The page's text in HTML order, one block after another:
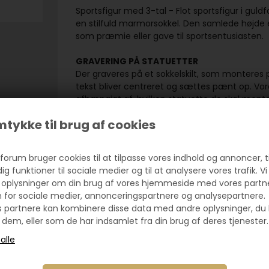
til brug af cookies
bruger cookies til at tilpasse vores indhold og annoncer,
funktioner til sociale medier og til at analysere vores trafik.
om din brug af vores hjemmeside med vores
for sociale medier, annonceringspartnere og analysepartnere.
partnere kan kombinere disse data med andre oplysninger, du
eller som de har indsamlet fra din brug af deres tjenester.
Sportsfigur med 3-tal - Flot sportsfigur i
en stilfuld marmorsokkel. Den samlede
som præmie eller gave til sportsentusiasten.
GRAVERING PÅ STATUETTER
Der graveres på et sokkelskilt, som
tekst bliver centreret og sættes pænt op.
afhængigt af, hvilken statuette de skal
På fronten af statuetten monteres det
af sportsgrene og events, samt tal og
når de leveres.
STATUETTER MED EGET LOGO
Eget logo kan monteres som alternativ til
selvklæbende folie. Se priser og eksempler
Upload fil i et af følgende formater JPG,